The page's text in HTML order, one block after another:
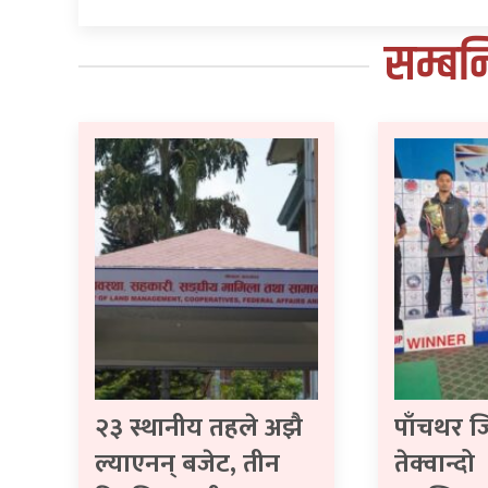
२३ स्थानीय तहले अझै
ल्याएनन् बजेट, तीन
पाँचथर
तेक्वान्दो